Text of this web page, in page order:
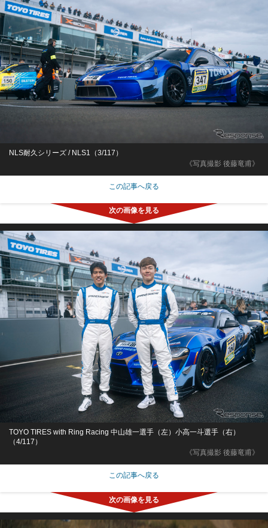
《写真撮影 後藤竜甫》
NLS耐久シリーズ / NLS1（3/117）
この記事へ戻る
《写真撮影 後藤竜甫》
TOYO TIRES with Ring Racing 中山雄一選手（左）小高一斗選手（右）
（4/117）
この記事へ戻る